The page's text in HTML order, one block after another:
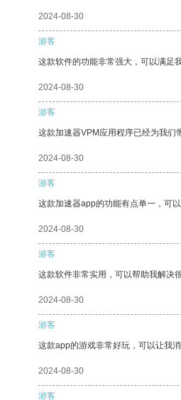
2024-08-30
游客
这款软件的功能非常强大，可以满足
2024-08-30
游客
这款加速器VPM应用程序已经为我们
2024-08-30
游客
这款加速器app的功能有点单一，可
2024-08-30
游客
这款软件非常实用，可以帮助我解决
2024-08-30
游客
这款app的游戏非常好玩，可以让我消
2024-08-30
游客